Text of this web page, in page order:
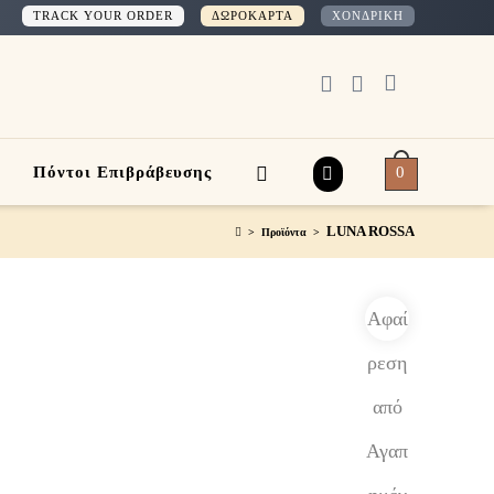
TRACK YOUR ORDER ΔΩΡΟΚΑΡΤΑ ΧΟΝΔΡΙΚΗ
Πόντοι Επιβράβευσης 0
> Προϊόντα > LUNA ROSSA
Αφαί
ρεση
από
Αγαπ